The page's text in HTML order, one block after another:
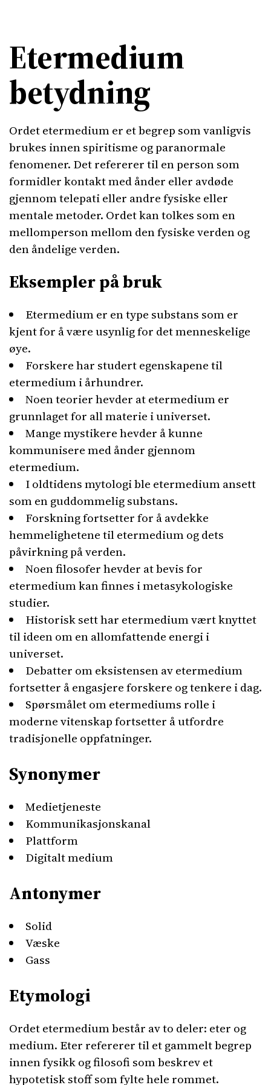
Etermedium
betydning
Ordet etermedium er et begrep som vanligvis
brukes innen spiritisme og paranormale
fenomener. Det refererer til en person som
formidler kontakt med ånder eller avdøde
gjennom telepati eller andre fysiske eller
mentale metoder. Ordet kan tolkes som en
mellomperson mellom den fysiske verden og
den åndelige verden.
Eksempler på bruk
Etermedium er en type substans som er
kjent for å være usynlig for det menneskelige
øye.
Forskere har studert egenskapene til
etermedium i århundrer.
Noen teorier hevder at etermedium er
grunnlaget for all materie i universet.
Mange mystikere hevder å kunne
kommunisere med ånder gjennom
etermedium.
I oldtidens mytologi ble etermedium ansett
som en guddommelig substans.
Forskning fortsetter for å avdekke
hemmelighetene til etermedium og dets
påvirkning på verden.
Noen filosofer hevder at bevis for
etermedium kan finnes i metasykologiske
studier.
Historisk sett har etermedium vært knyttet
til ideen om en allomfattende energi i
universet.
Debatter om eksistensen av etermedium
fortsetter å engasjere forskere og tenkere i dag.
Spørsmålet om etermediums rolle i
moderne vitenskap fortsetter å utfordre
tradisjonelle oppfatninger.
Synonymer
Medietjeneste
Kommunikasjonskanal
Plattform
Digitalt medium
Antonymer
Solid
Væske
Gass
Etymologi
Ordet etermedium består av to deler: eter og
medium. Eter refererer til et gammelt begrep
innen fysikk og filosofi som beskrev et
hypotetisk stoff som fylte hele rommet.